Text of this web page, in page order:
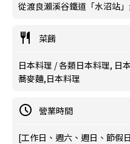
從渡良瀨溪谷鐵道「水沼站」
菜餚
日本料理 / 各類日本料理, 日
蕎麥麵,日本料理
營業時間
[工作日、週六、週日、節假